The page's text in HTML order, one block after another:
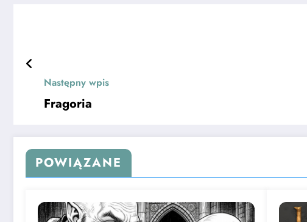
Następny wpis
Fragoria
POWIĄZANE